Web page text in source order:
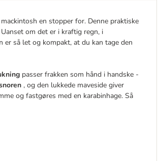
en stopper for. Denne praktiske
om det er i kraftig regn, i
er så let og kompakt, at du kan tage den
passer frakken som hånd i handske -
, og den lukkede maveside giver
og fastgøres med en karabinhage. Så